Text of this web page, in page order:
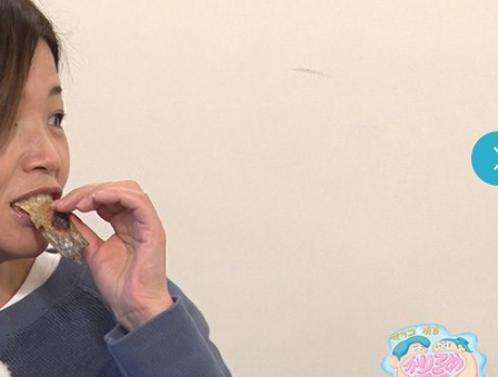
『アイ＝ラブ！げーみ
E齋藤樹愛羅＆佐々木舞